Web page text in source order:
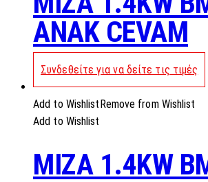
ANAK CEVAM
Συνδεθείτε για να δείτε τις τιμές
Add to Wishlist Remove from Wishlist
Add to Wishlist
MIZA 1.4KW